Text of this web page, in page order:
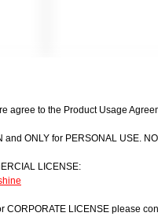
agree to the Product Usage
ONLY for PERSONAL USE.
LICENSE:
CORPORATE LICENSE please